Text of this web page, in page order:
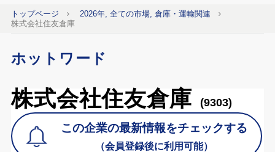
トップページ
2026年, 全ての市場, 倉庫・運輸関連
株式会社住友倉庫
ホットワード
株式会社住友倉庫 (9303)
この企業の最新情報をチェックする
（会員登録後に利用可能）